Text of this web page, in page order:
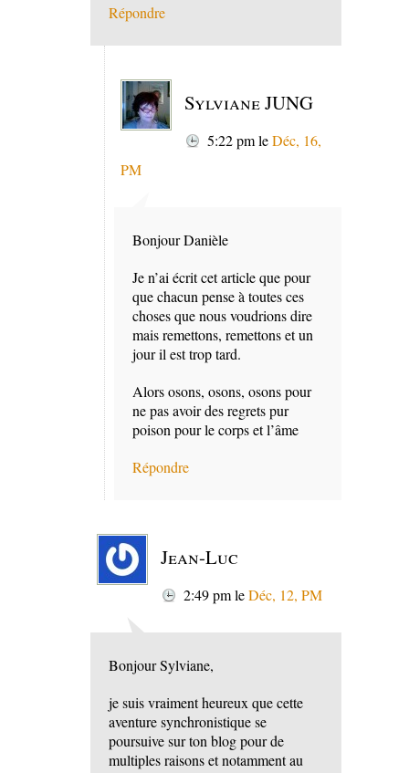
Répondre
Sylviane JUNG
5:22 pmleDéc, 16,
PM
Bonjour Danièle
Je n’ai écrit cet article que pour
que chacun pense à toutes ces
choses que nous voudrions dire
mais remettons, remettons et un
jour il est trop tard.
Alors osons, osons, osons pour
ne pas avoir des regrets pur
poison pour le corps et l’âme
Répondre
Jean-Luc
2:49 pmleDéc, 12, PM
Bonjour Sylviane,
je suis vraiment heureux que cette
aventure synchronistique se
poursuive sur ton blog pour de
multiples raisons et notamment au